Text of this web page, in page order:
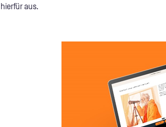
hierfür aus.